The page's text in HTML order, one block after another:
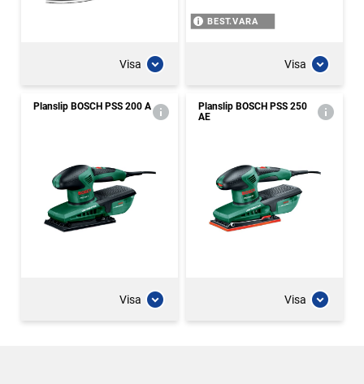
Visa
BEST.VARA
Visa
Planslip BOSCH PSS 200 A
Visa
Planslip BOSCH PSS 250
AE
Visa